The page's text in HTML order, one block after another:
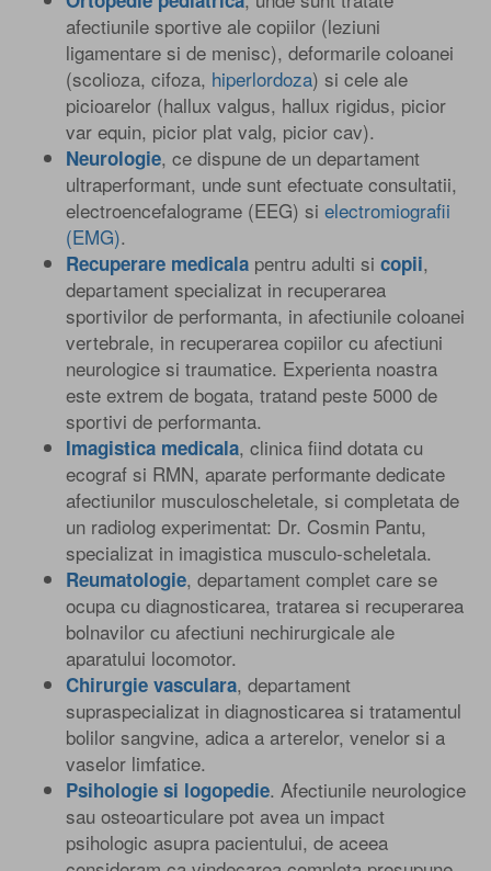
afectiunile sportive ale copiilor (leziuni
ligamentare si de menisc), deformarile coloanei
(scolioza, cifoza, hiperlordoza) si cele ale
picioarelor (hallux valgus, hallux rigidus, picior
var equin, picior plat valg, picior cav).
Neurologie, ce dispune de un departament
ultraperformant, unde sunt efectuate consultatii,
electroencefalograme (EEG) si electromiografii
(EMG).
Recuperare medicala pentru adulti si copii,
departament specializat in recuperarea
sportivilor de performanta, in afectiunile coloanei
vertebrale, in recuperarea copiilor cu afectiuni
neurologice si traumatice. Experienta noastra
este extrem de bogata, tratand peste 5000 de
sportivi de performanta.
Imagistica medicala, clinica fiind dotata cu
ecograf si RMN, aparate performante dedicate
afectiunilor musculoscheletale, si completata de
un radiolog experimentat: Dr. Cosmin Pantu,
specializat in imagistica musculo-scheletala.
Reumatologie, departament complet care se
ocupa cu diagnosticarea, tratarea si recuperarea
bolnavilor cu afectiuni nechirurgicale ale
aparatului locomotor.
Chirurgie vasculara, departament
supraspecializat in diagnosticarea si tratamentul
bolilor sangvine, adica a arterelor, venelor si a
vaselor limfatice.
Psihologie si logopedie. Afectiunile neurologice
sau osteoarticulare pot avea un impact
psihologic asupra pacientului, de aceea